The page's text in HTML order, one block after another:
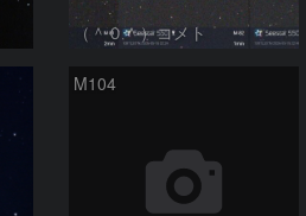
（＾０＾）コメト
M104